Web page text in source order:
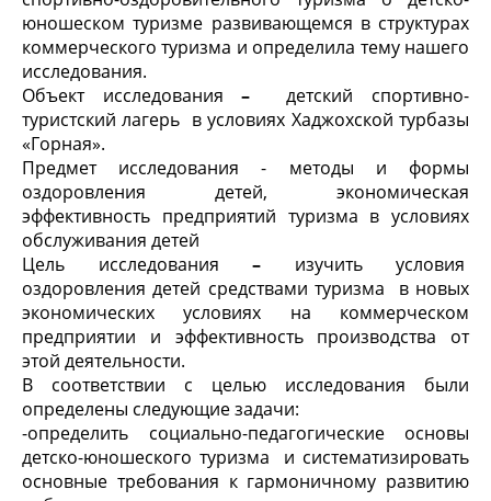
юношеском туризме развивающемся в структурах
коммерческого туризма и определила тему нашего
исследования.
Объект исследования –
детский спортивно-
туристский лагерь в условиях Хаджохской турбазы
«Горная».
Предмет исследования
- методы и формы
оздоровления детей, экономическая
эффективность предприятий туризма в условиях
обслуживания детей
Цель исследования – изучить условия
оздоровления детей средствами туризма в новых
экономических условиях на коммерческом
предприятии и эффективность производства от
этой деятельности.
В соответствии с целью исследования были
определены следующие задачи:
-определить социально-педагогические основы
детско-юношеского туризма и систематизировать
основные требования к гармоничному развитию